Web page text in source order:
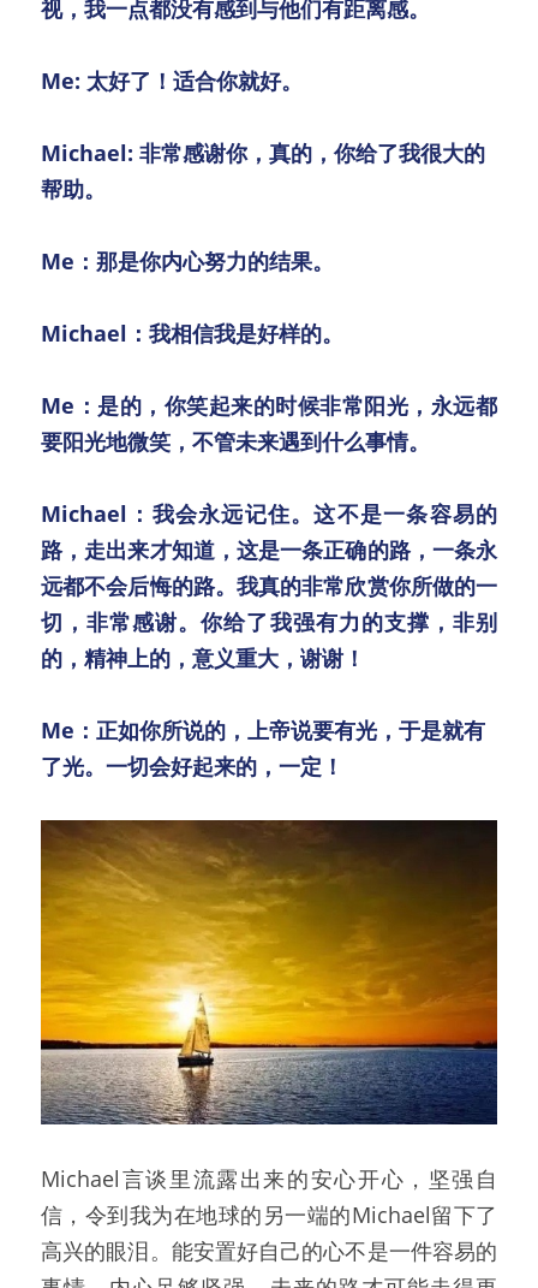
视，我一点都没有感到与他们有距离感。
Me: 太好了！适合你就好。
Michael: 非常感谢你，真的，你给了我很大的
帮助。
Me：那是你内心努力的结果。
Michael：我相信我是好样的。
Me：是的，你笑起来的时候非常阳光，永远都
要阳光地微笑，不管未来遇到什么事情。
Michael：我会永远记住。这不是一条容易的
路，走出来才知道，这是一条正确的路，一条永
远都不会后悔的路。我真的非常欣赏你所做的一
切，非常感谢。你给了我强有力的支撑，非别
的，精神上的，意义重大，谢谢！
Me：正如你所说的，上帝说要有光，于是就有
了光。一切会好起来的，一定！
Michael言谈里流露出来的安心开心，坚强自
信，令到我为在地球的另一端的Michael留下了
高兴的眼泪。能安置好自己的心不是一件容易的